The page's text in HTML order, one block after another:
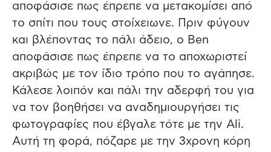
αποφάσισε πως έπρεπε να μετακομίσει από
το σπίτι που τους στοίχειωνε. Πριν φύγουν
και βλέποντας το πάλι άδειο, ο Ben
αποφάσισε πως έπρεπε να το αποχωριστεί
ακριβώς με τον ίδιο τρόπο που το αγάπησε.
Κάλεσε λοιπόν και πάλι την αδερφή του για
να τον βοηθήσει να αναδημιουργήσει τις
φωτογραφίες που έβγαλε τότε με την Ali.
Αυτή τη φορά, πόζαρε με την 3χρονη κόρη